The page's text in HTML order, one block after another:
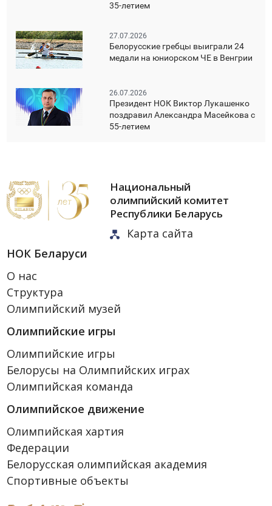
35-летием
27.07.2026
Белорусские гребцы выиграли 24
медали на юниорском ЧЕ в Венгрии
26.07.2026
Президент НОК Виктор Лукашенко
поздравил Александра Масейкова с
55-летием
Национальный
олимпийский комитет
Республики Беларусь
Карта сайта
НОК Беларуси
О нас
Структура
Олимпийский музей
Олимпийские игры
Олимпийские игры
Белорусы на Олимпийских играх
Олимпийская команда
Олимпийское движение
Олимпийская хартия
Федерации
Белорусская олимпийская академия
Спортивные объекты